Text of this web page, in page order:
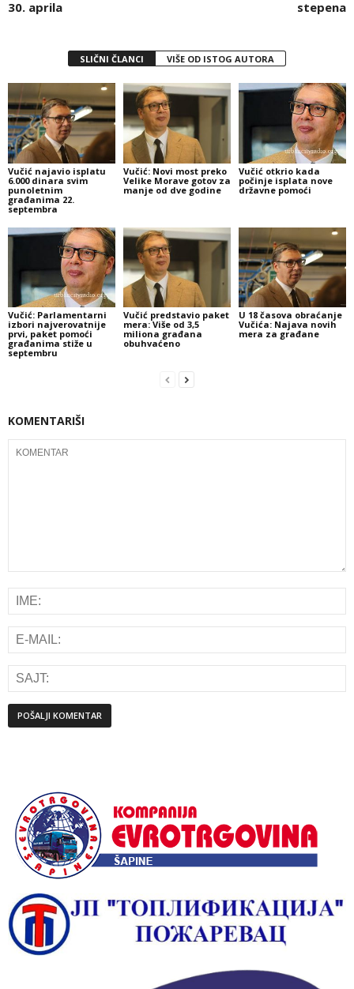
30. aprila stepena
SLIČNI ČLANCI VIŠE OD ISTOG AUTORA
Vučić najavio isplatu
6.000 dinara svim
punoletnim
građanima 22.
septembra
Vučić: Novi most preko
Velike Morave gotov za
manje od dve godine
Vučić otkrio kada
počinje isplata nove
državne pomoći
Vučić: Parlamentarni
izbori najverovatnije
prvi, paket pomoći
građanima stiže u
septembru
Vučić predstavio paket
mera: Više od 3,5
miliona građana
obuhvaćeno
U 18 časova obraćanje
Vučića: Najava novih
mera za građane
KOMENTARIŠI